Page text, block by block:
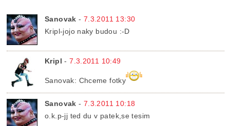
Sanovak - 7.3.2011 13:30
Kripl-jojo naky budou :-D
Kripl -7.3.2011 10:49
Sanovak: Chceme fotky
Sanovak - 7.3.2011 10:18
o.k.p-jj ted du v patek,se tesim